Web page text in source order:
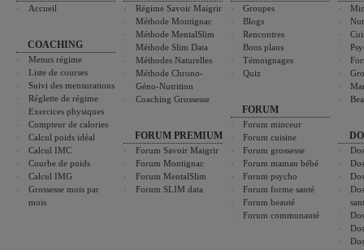
Accueil
COACHING
Menus régime
Liste de courses
Suivi des mensurations
Réglette de régime
Exercices physiques
Compteur de calories
Calcul poids idéal
Calcul IMC
Courbe de poids
Calcul IMG
Grossesse mois par
mois
Régime Savoir Maigrir
Méthode Montignac
Méthode MentalSlim
Méthode Slim Data
Méthodes Naturelles
Méthode Chrono-
Géno-Nutrition
Coaching Grossesse
FORUM PREMIUM
Forum Savoir Maigrir
Forum Montignac
Forum MentalSlim
Forum SLIM data
Groupes
Blogs
Rencontres
Bons plans
Témoignages
Quiz
FORUM
Forum minceur
Forum cuisine
Forum grossesse
Forum maman bébé
Forum psycho
Forum forme santé
Forum beauté
Forum communauté